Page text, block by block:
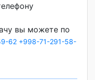
вы можете по
62 +998-71-291-58-